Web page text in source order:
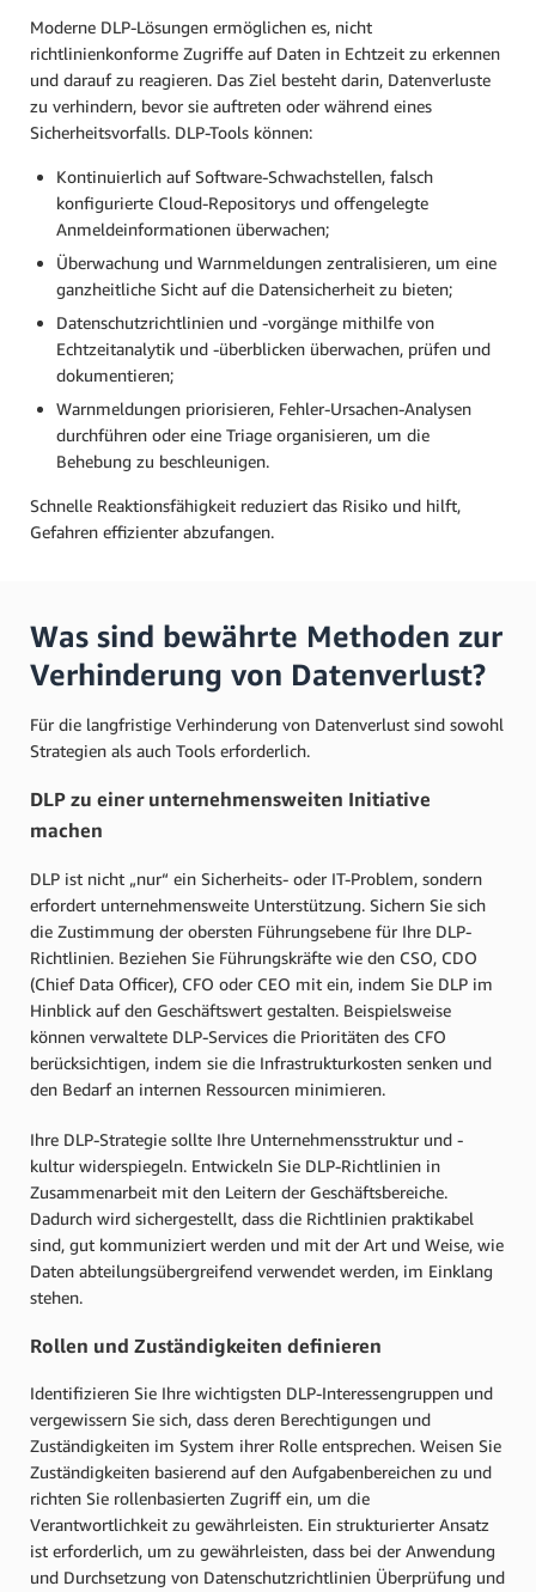
Moderne DLP-Lösungen ermöglichen es, nicht
richtlinienkonforme Zugriffe auf Daten in Echtzeit zu erkennen
und darauf zu reagieren. Das Ziel besteht darin, Datenverluste
zu verhindern, bevor sie auftreten oder während eines
Sicherheitsvorfalls. DLP-Tools können:
Kontinuierlich auf Software-Schwachstellen, falsch
konfigurierte Cloud-Repositorys und offengelegte
Anmeldeinformationen überwachen;
Überwachung und Warnmeldungen zentralisieren, um eine
ganzheitliche Sicht auf die Datensicherheit zu bieten;
Datenschutzrichtlinien und -vorgänge mithilfe von
Echtzeitanalytik und -überblicken überwachen, prüfen und
dokumentieren;
Warnmeldungen priorisieren, Fehler-Ursachen-Analysen
durchführen oder eine Triage organisieren, um die
Behebung zu beschleunigen.
Schnelle Reaktionsfähigkeit reduziert das Risiko und hilft,
Gefahren effizienter abzufangen.
Was sind bewährte Methoden zur
Verhinderung von Datenverlust?
Für die langfristige Verhinderung von Datenverlust sind sowohl
Strategien als auch Tools erforderlich.
DLP zu einer unternehmensweiten Initiative
machen
DLP ist nicht „nur“ ein Sicherheits- oder IT-Problem, sondern
erfordert unternehmensweite Unterstützung. Sichern Sie sich
die Zustimmung der obersten Führungsebene für Ihre DLP-
Richtlinien. Beziehen Sie Führungskräfte wie den CSO, CDO
(Chief Data Officer), CFO oder CEO mit ein, indem Sie DLP im
Hinblick auf den Geschäftswert gestalten. Beispielsweise
können verwaltete DLP-Services die Prioritäten des CFO
berücksichtigen, indem sie die Infrastrukturkosten senken und
den Bedarf an internen Ressourcen minimieren.
Ihre DLP-Strategie sollte Ihre Unternehmensstruktur und -
kultur widerspiegeln. Entwickeln Sie DLP-Richtlinien in
Zusammenarbeit mit den Leitern der Geschäftsbereiche.
Dadurch wird sichergestellt, dass die Richtlinien praktikabel
sind, gut kommuniziert werden und mit der Art und Weise, wie
Daten abteilungsübergreifend verwendet werden, im Einklang
stehen.
Rollen und Zuständigkeiten definieren
Identifizieren Sie Ihre wichtigsten DLP-Interessengruppen und
vergewissern Sie sich, dass deren Berechtigungen und
Zuständigkeiten im System ihrer Rolle entsprechen. Weisen Sie
Zuständigkeiten basierend auf den Aufgabenbereichen zu und
richten Sie rollenbasierten Zugriff ein, um die
Verantwortlichkeit zu gewährleisten. Ein strukturierter Ansatz
ist erforderlich, um zu gewährleisten, dass bei der Anwendung
und Durchsetzung von Datenschutzrichtlinien Überprüfung und